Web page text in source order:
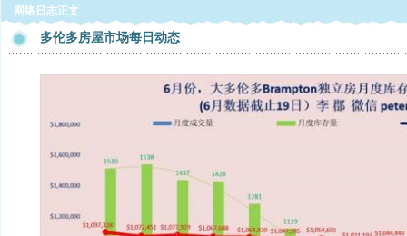
网络日志正文
多伦多房屋市场每日动态